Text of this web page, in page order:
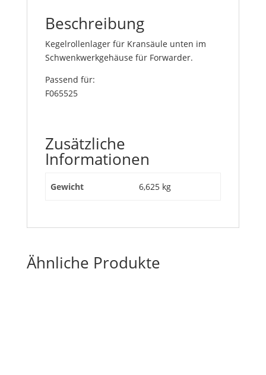
Beschreibung
Kegelrollenlager für Kransäule unten im
Schwenkwerkgehäuse für Forwarder.
Passend für:
F065525
Zusätzliche
Informationen
Gewicht 6,625 kg
Ähnliche Produkte